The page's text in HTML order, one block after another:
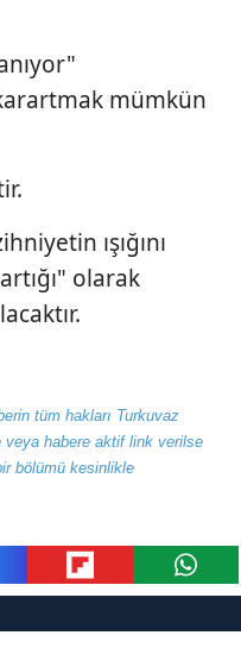
karartmak mümkün
ışığını
olarak
tüm hakları Turkuvaz
veya habere aktif link verilse
bölümü kesinlikle